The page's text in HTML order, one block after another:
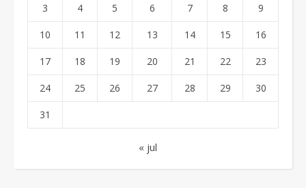
3 4 5 6 7 8 9
10 11 12 13 14 15 16
17 18 19 20 21 22 23
24 25 26 27 28 29 30
31
« jul